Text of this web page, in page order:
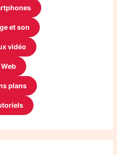
et son
vidéo
Web
plans